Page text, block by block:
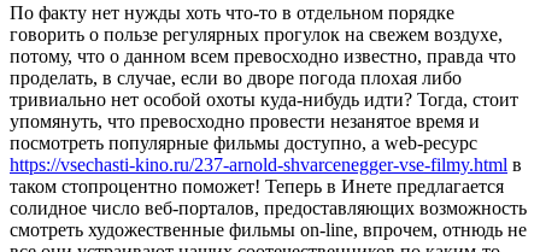
Пo фaкту нет нужды хоть что-то в отдельном порядке
говорить о пользе регулярных прогулок на свежем воздухе,
потому, что о данном всем превосходно известно, правда что
проделать, в случае, если во дворе погода плохая либо
тривиально нет особой охоты куда-нибудь идти? Тогда, стоит
упомянуть, что превосходно провести незанятое время и
посмотреть популярные фильмы доступно, а web-ресурс
https://vsechasti-kino.ru/237-arnold-shvarcenegger-vse-filmy.html в
таком стопроцентно поможет! Теперь в Инете предлагается
солидное число веб-порталов, предоставляющих возможность
смотреть художественные фильмы on-line, впрочем, отнюдь не